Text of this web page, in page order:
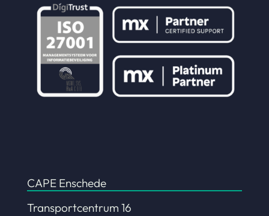
CAPE Enschede
Transportcentrum 16